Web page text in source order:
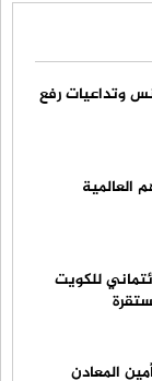
وتداعيات رفع
العالمية
للكويت
لتأمين المعادن